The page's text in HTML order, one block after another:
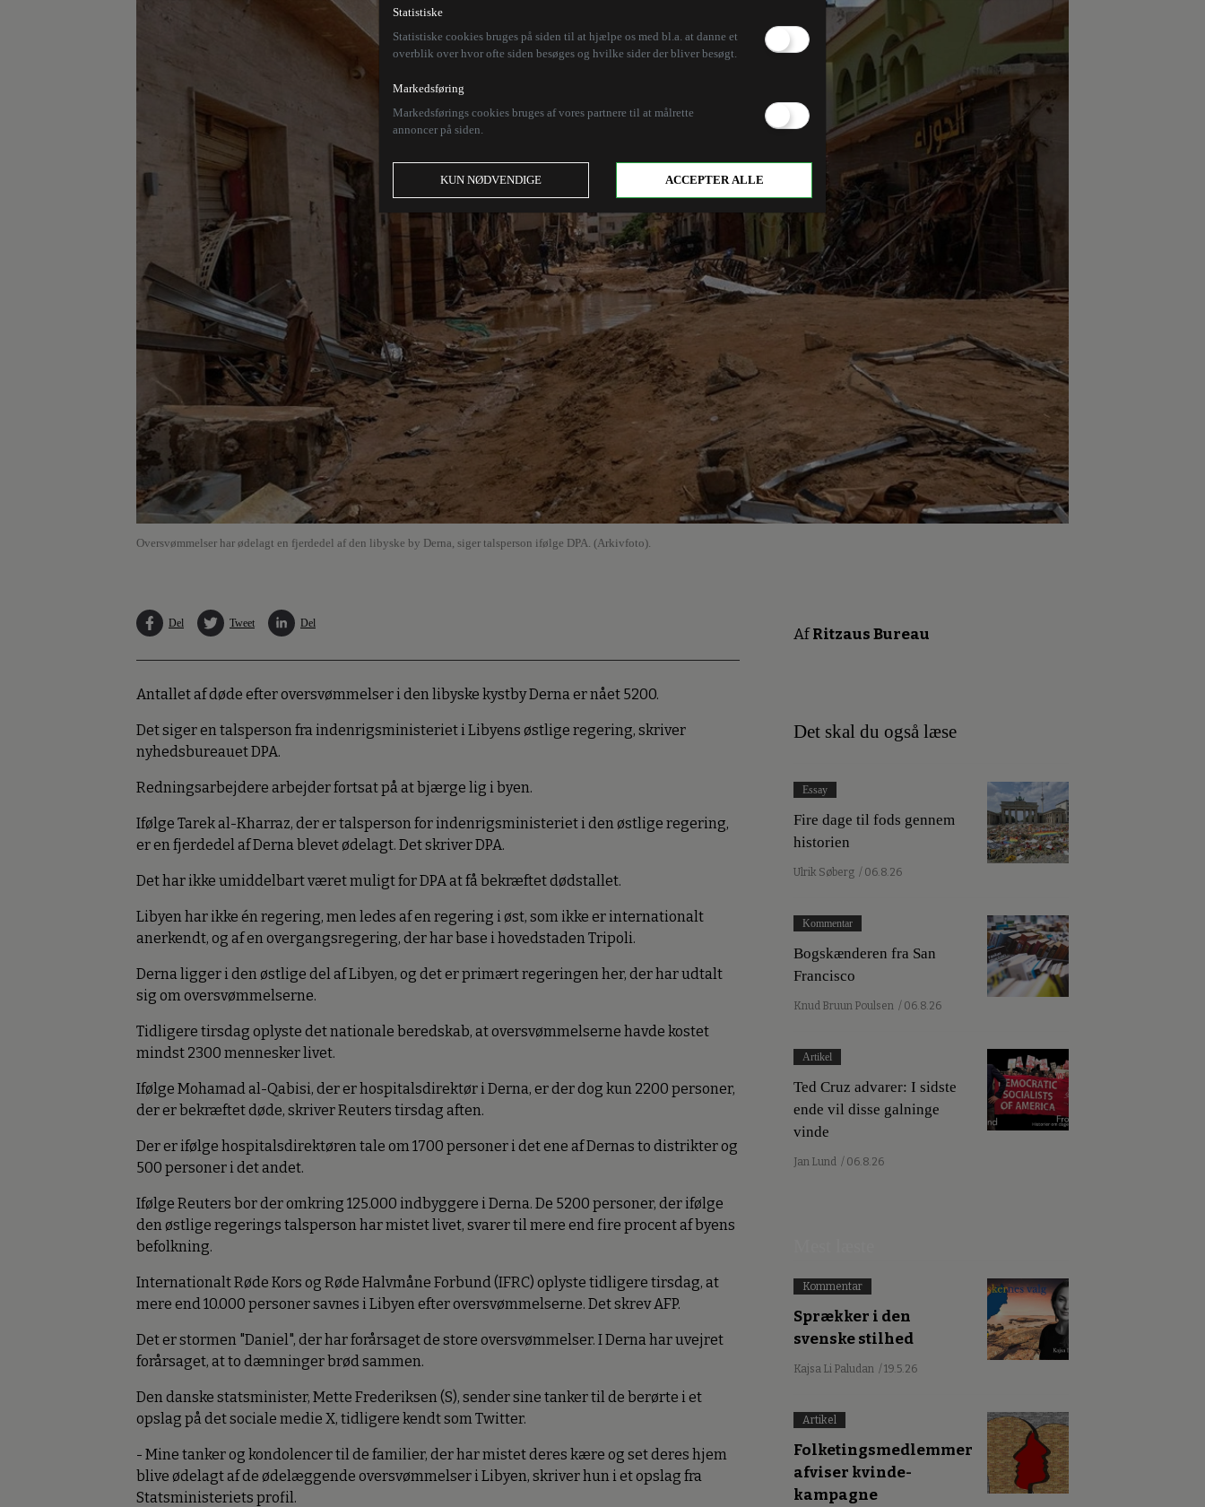
Statistiske
Statistiske cookies bruges på siden til at hjælpe os med bl.a. at danne et
overblik over hvor ofte siden besøges og hvilke sider der bliver besøgt.
Markedsføring
Markedsførings cookies bruges af vores partnere til at målrette
annoncer på siden.
KUN NØDVENDIGE ACCEPTER ALLE
Oversvømmelser har ødelagt en fjerdedel af den libyske by Derna, siger talsperson ifølge DPA. (Arkivfoto).
Del Tweet Del
Antallet af døde efter oversvømmelser i den libyske kystby Derna er nået 5200.
Det siger en talsperson fra indenrigsministeriet i Libyens østlige regering, skriver
nyhedsbureauet DPA.
Redningsarbejdere arbejder fortsat på at bjærge lig i byen.
Ifølge Tarek al-Kharraz, der er talsperson for indenrigsministeriet i den østlige regering,
er en fjerdedel af Derna blevet ødelagt. Det skriver DPA.
Det har ikke umiddelbart været muligt for DPA at få bekræftet dødstallet.
Libyen har ikke én regering, men ledes af en regering i øst, som ikke er internationalt
anerkendt, og af en overgangsregering, der har base i hovedstaden Tripoli.
Derna ligger i den østlige del af Libyen, og det er primært regeringen her, der har udtalt
sig om oversvømmelserne.
Tidligere tirsdag oplyste det nationale beredskab, at oversvømmelserne havde kostet
mindst 2300 mennesker livet.
Ifølge Mohamad al-Qabisi, der er hospitalsdirektør i Derna, er der dog kun 2200 personer,
der er bekræftet døde, skriver Reuters tirsdag aften.
Der er ifølge hospitalsdirektøren tale om 1700 personer i det ene af Dernas to distrikter og
500 personer i det andet.
Ifølge Reuters bor der omkring 125.000 indbyggere i Derna. De 5200 personer, der ifølge
den østlige regerings talsperson har mistet livet, svarer til mere end fire procent af byens
befolkning.
Internationalt Røde Kors og Røde Halvmåne Forbund (IFRC) oplyste tidligere tirsdag, at
mere end 10.000 personer savnes i Libyen efter oversvømmelserne. Det skrev AFP.
Det er stormen "Daniel", der har forårsaget de store oversvømmelser. I Derna har uvejret
forårsaget, at to dæmninger brød sammen.
Den danske statsminister, Mette Frederiksen (S), sender sine tanker til de berørte i et
opslag på det sociale medie X, tidligere kendt som Twitter.
- Mine tanker og kondolencer til de familier, der har mistet deres kære og set deres hjem
blive ødelagt af de ødelæggende oversvømmelser i Libyen, skriver hun i et opslag fra
Statsministeriets profil.
AfRitzaus Bureau
Det skal du også læse
Essay
Fire dage til fods gennem
historien
Ulrik Søberg / 06.8.26
Kommentar
Bogskænderen fra San
Francisco
Knud Bruun Poulsen / 06.8.26
Artikel
Ted Cruz advarer: I sidste
ende vil disse galninge
vinde
Jan Lund / 06.8.26
Kommentar
Sprækker i den
svenske stilhed
Kajsa Li Paludan / 19.5.26
Artikel
Folketingsmedlemmer
afviser kvinde-
kampagne